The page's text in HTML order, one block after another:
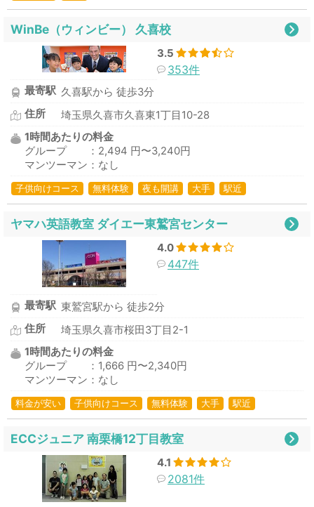
WinBe（ウィンビー） 久喜校
3.5
353件
最寄駅 久喜駅から 徒歩3分
住所
埼玉県久喜市久喜東1丁目10-28
1時間あたりの料金
グループ ：2,494 円〜3,240円
マンツーマン：なし
子供向けコース 無料体験 夜も開講 大手 駅近
ヤマハ英語教室 ダイエー東鷲宮センター
4.0
447件
最寄駅 東鷲宮駅から 徒歩2分
住所
埼玉県久喜市桜田3丁目2-1
1時間あたりの料金
グループ ：1,666 円〜2,340円
マンツーマン：なし
料金が安い 子供向けコース 無料体験 大手 駅近
ECCジュニア 南栗橋12丁目教室
4.1
2081件